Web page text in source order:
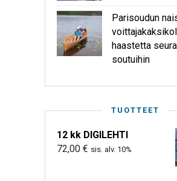
Parisoudun
haastetta
soutuihin
TUOTTEET
12 kk DIGILEHTI
72,00 € sis. alv. 10%